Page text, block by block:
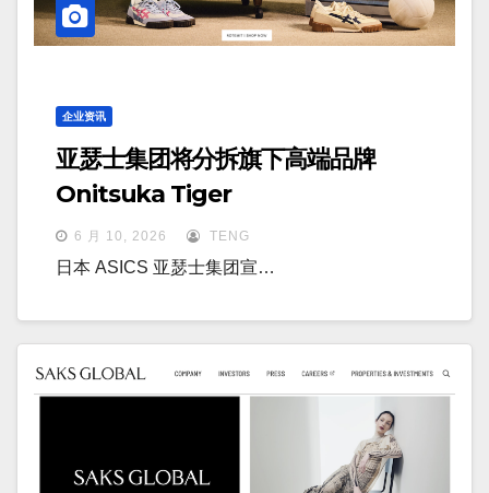
企业资讯
亚瑟士集团将分拆旗下高端品牌
Onitsuka Tiger
6 月 10, 2026 TENG
日本 ASICS 亚瑟士集团宣…